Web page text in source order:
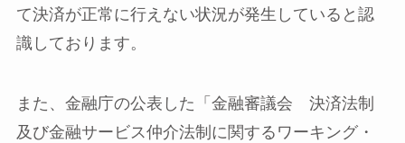
て決済が正常に行えない状況が発生していると認
識しております。
また、金融庁の公表した「金融審議会 決済法制
及び金融サービス仲介法制に関するワーキング・